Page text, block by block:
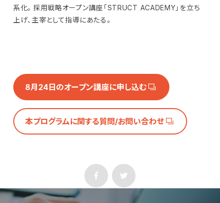
系化。採用戦略オープン講座「STRUCT ACADEMY」を立ち
上げ、主宰として指導にあたる。
8月24日のオープン講座に申し込む
本プログラムに関する質問/お問い合わせ